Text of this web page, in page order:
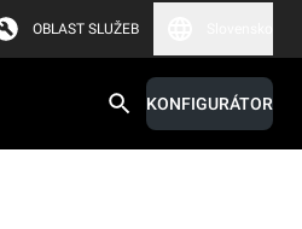
OBLAST SLUŽEB
KONFIGURÁTOR